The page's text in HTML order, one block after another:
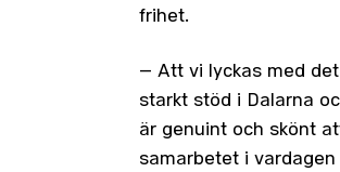
frihet.
– Att vi lyckas med
starkt stöd i Dalarna
är genuint och skönt
samarbetet i